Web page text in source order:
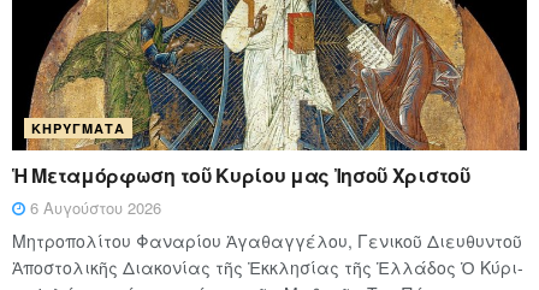
ΚΗΡΎΓΜΑΤΑ
Ἡ Μεταμόρφωση τοῦ Κυρίου μας Ἰησοῦ Χριστοῦ
6 Αυγούστου 2026
Μητροπολίτου Φαναρίου Ἀγαθαγγέλου, Γενικοῦ Διευθυντοῦ
Ἀποστολικῆς Διακονίας τῆς Ἐκκλησίας τῆς Ἑλλάδος Ὁ Κύ­ρι­